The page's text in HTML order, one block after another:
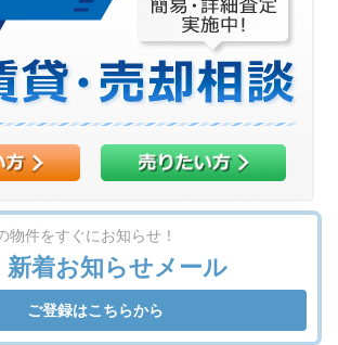
物件をすぐにお知らせ！
新着お知らせメール
ご登録はこちらから